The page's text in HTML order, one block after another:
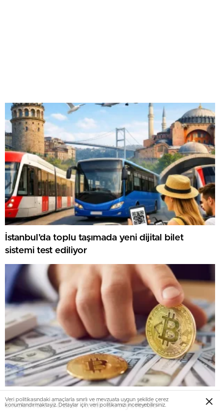
İstanbul’da toplu taşımada yeni dijital bilet
sistemi test ediliyor
Bitcoin’de Gözler Kritik Seviyelerde
Veri politikasındaki amaçlarla sınırlı ve mevzuata uygun şekilde çerez
konumlandırmaktayız. Detaylar için veri politikamızı inceleyebilirsiniz.